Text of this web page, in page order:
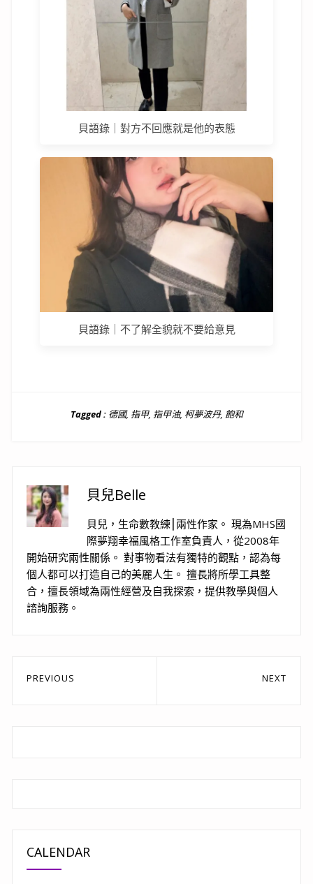
貝語錄｜對方不回應就是他的表態
貝語錄｜不了解全貌就不要給意見
Tagged : 德國, 指甲, 指甲油, 柯夢波丹, 飽和
貝兒Belle
貝兒，生命數教練⎮兩性作家。 現為MHS國
際夢翔幸福風格工作室負責人，從2008年
開始研究兩性關係。 對事物看法有獨特的觀點，認為每
個人都可以打造自己的美麗人生。 擅長將所學工具整
合，擅長領域為兩性經營及自我探索，提供教學與個人
諮詢服務。
文
PREVIOUS NEXT
CALENDAR